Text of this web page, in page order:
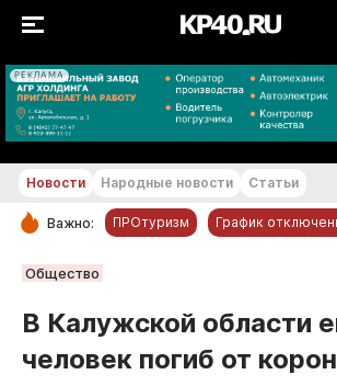
РЕКЛАМА
+27...+28 °С
РУБРИКИ
Новости компаний
Статьи
Новости Народные новости Статьи
Важно: ПРОтуризм График
Общество
В Калужской области
человек погиб от